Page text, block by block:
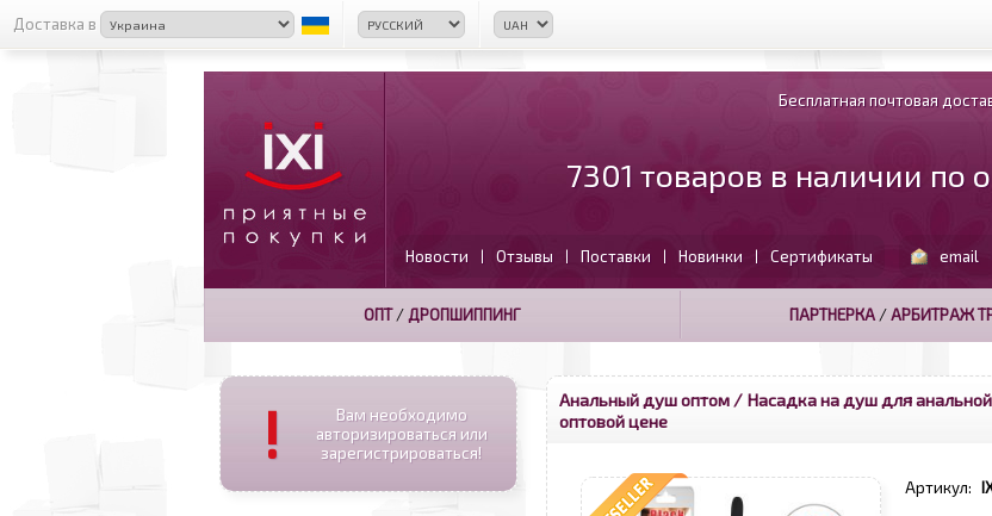
Доставка в
Бесплатная почтовая
7301 товаров в наличии по
Новости | Отзывы | Поставки | Новинки | Сертификаты email
ОПТ/ ДРОПШИППИНГ ПАРТНЕРКА/АРБИТРАЖ
!
Вам необходимо
авторизироваться или
зарегистрироваться!
Анальный душ оптом / Насадка на душ для
оптовой цене
Артикул: